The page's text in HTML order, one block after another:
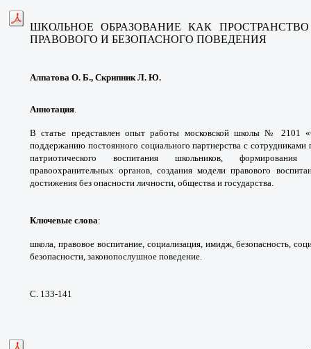
ШКОЛЬНОЕ ОБРАЗОВАНИЕ КАК
ПРАВОВОГО И БЕЗОПАСНОГО ПОВЕДЕНИЯ
Алпатова О. Б., Скрипник Л. Ю.
Аннотация.
В статье представлен опыт работы московской школы № 2101
поддержанию постоянного социального партнерства с
патриотического воспитания школьников, формирования
правоохранительныхорганов, создания модели правового
достижения без опасности личности, общества и государства.
Ключевые слова:
школа, правовое воспитание, социализация, имидж, безопасность,
безопасности, законопослушное поведение.
С. 133-141